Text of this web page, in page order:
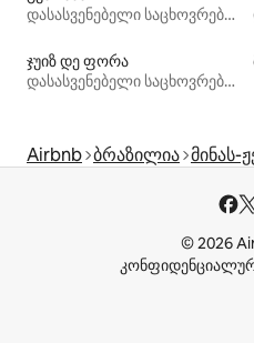
დასასვენებელი საცხოვრებლები
ჯუიზ დე ფორა
დასასვენებელი საცხოვრებლები
Airbnb ბრაზილია მინას-
© 2026